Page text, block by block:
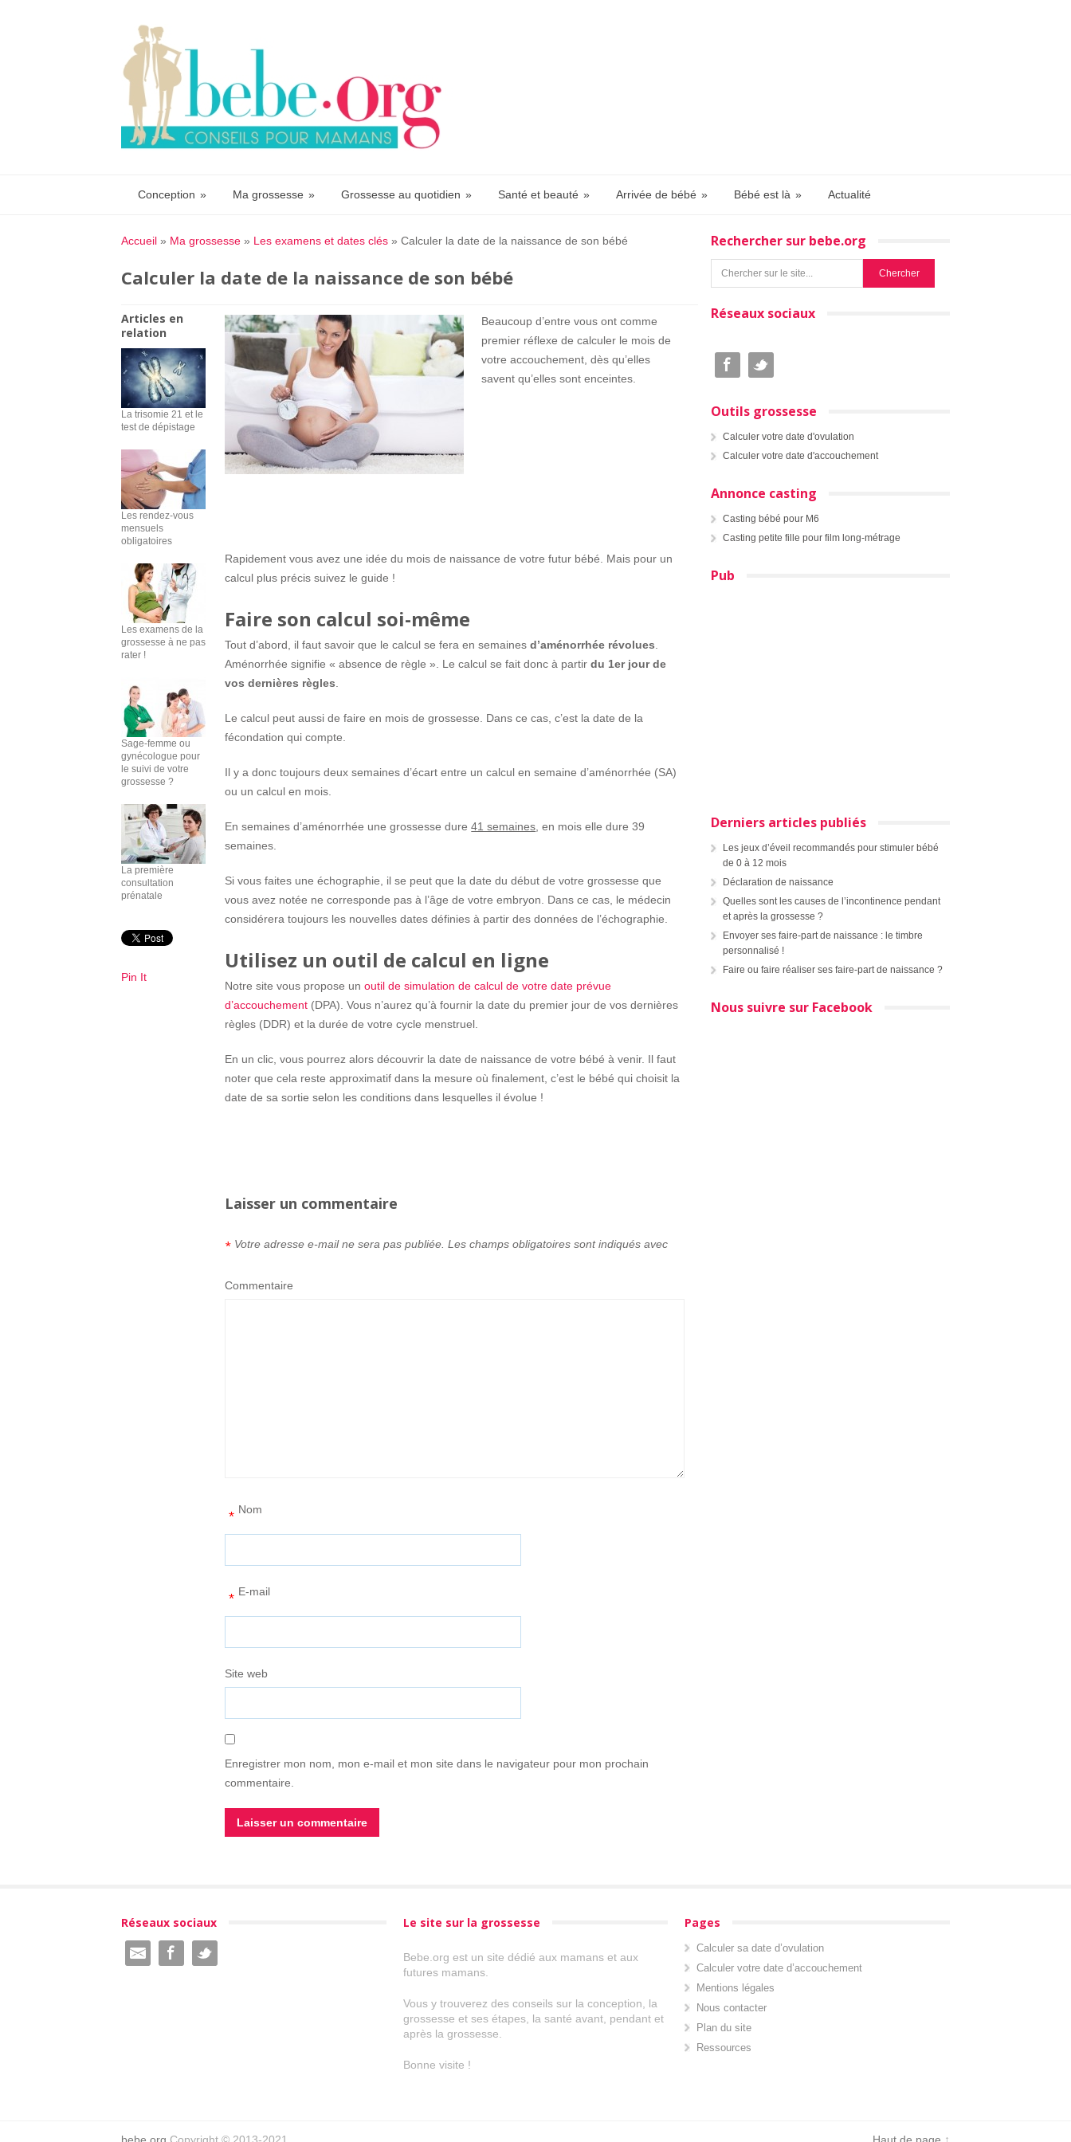
Conception » Ma grossesse » Grossesse au quotidien » Santé et beauté » Arrivée de bébé » Bébé est là » Actualité
Accueil » Ma grossesse » Les examens et dates clés » Calculer la date de la naissance de son bébé
Calculer la date de la naissance de son bébé
Beaucoup d’entre vous ont comme
premier réflexe de calculer le mois de
votre accouchement, dès qu’elles
savent qu’elles sont enceintes.
Rapidement vous avez une idée du mois de naissance de votre futur bébé. Mais pour un
calcul plus précis suivez le guide !
Faire son calcul soi-même
Tout d’abord, il faut savoir que le calcul se fera en semainesd’aménorrhée révolues
Aménorrhée signifie « absence de règle ». Le calcul se fait donc à partirdu 1er jour de
vos dernières règles
Le calcul peut aussi de faire en mois de grossesse. Dans ce cas, c’est la date de la
fécondation qui compte.
Il y a donc toujours deux semaines d’écart entre un calcul en semaine d’aménorrhée (SA)
ou un calcul en mois.
En semaines d’aménorrhée une grossesse dure41 semaines , en mois elle dure 39
semaines.
Si vous faites une échographie, il se peut que la date du début de votre grossesse que
vous avez notée ne corresponde pas à l’âge de votre embryon. Dans ce cas, le médecin
considérera toujours les nouvelles dates définies à partir des données de l’échographie.
Utilisez un outil de calcul en ligne
Notre site vous propose unoutil de simulation de calcul de votre date prévue
d’accouchement (DPA). Vous n’aurez qu’à fournir la date du premier jour de vos dernières
règles (DDR) et la durée de votre cycle menstruel.
En un clic, vous pourrez alors découvrir la date de naissance de votre bébé à venir. Il faut
noter que cela reste approximatif dans la mesure où finalement, c’est le bébé qui choisit la
date de sa sortie selon les conditions dans lesquelles il évolue !
Laisser un commentaire
Votre adresse e-mail ne sera pas publiée. Les champs obligatoires sont indiqués avec
*
Commentaire
Nom
*
E-mail
*
Site web
Enregistrer mon nom, mon e-mail et mon site dans le navigateur pour mon prochain
commentaire.
Articles en
relation
La trisomie 21 et le
test de dépistage
Les rendez-vous
mensuels
obligatoires
Les examens de la
grossesse à ne pas
rater !
Sage-femme ou
gynécologue pour
le suivi de votre
grossesse ?
La première
consultation
prénatale
Pin It
Rechercher sur bebe.org
Réseaux sociaux
Outils grossesse
Calculer votre date d'ovulation
Calculer votre date d'accouchement
Annonce casting
Casting bébé pour M6
Casting petite fille pour film long-métrage
Pub
Derniers articles publiés
Les jeux d’éveil recommandés pour stimuler bébé
de 0 à 12 mois
Déclaration de naissance
Quelles sont les causes de l’incontinence pendant
et après la grossesse ?
Envoyer ses faire-part de naissance : le timbre
personnalisé !
Faire ou faire réaliser ses faire-part de naissance ?
Nous suivre sur Facebook
Réseaux sociaux Le site sur la grossesse
Bebe.org est un site dédié aux mamans et aux
futures mamans.
Vous y trouverez des conseils sur la conception, la
grossesse et ses étapes, la santé avant, pendant et
après la grossesse.
Bonne visite !
Pages
Calculer sa date d’ovulation
Calculer votre date d’accouchement
Mentions légales
Nous contacter
Plan du site
Ressources